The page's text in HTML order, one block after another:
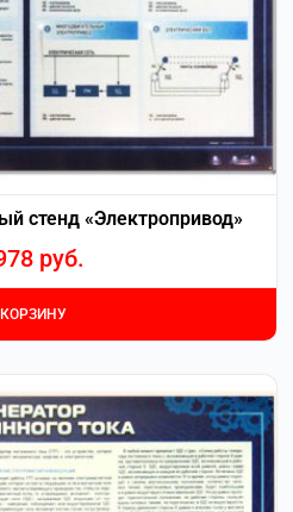
стенд «Электропривод»
руб.
КОРЗИНУ